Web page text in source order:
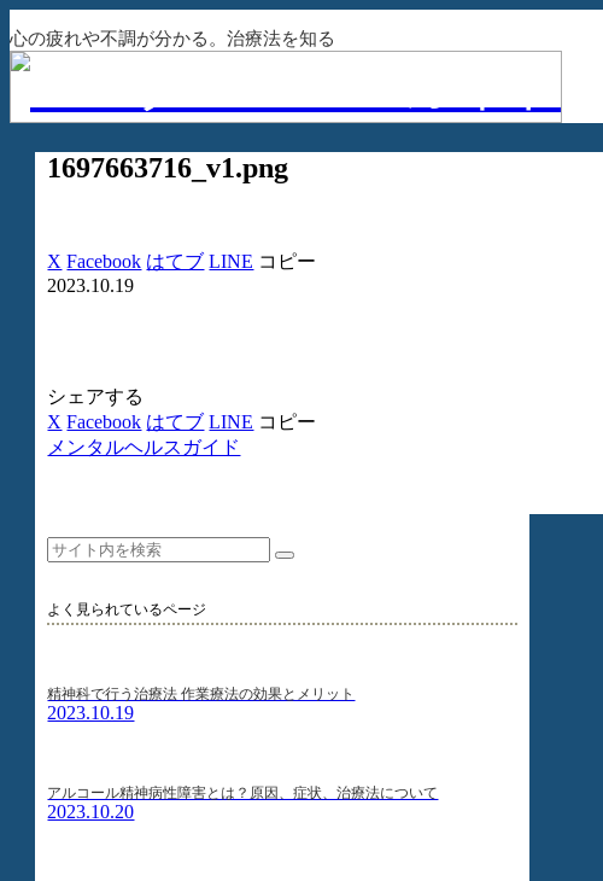
心の疲れや不調が分かる。治療法を知る
1697663716_v1.png
X Facebook はてブ LINE コピー
2023.10.19
シェアする
X Facebook はてブ LINE コピー
メンタルヘルスガイド
よく見られているページ
精神科で行う治療法 作業療法の効果とメリット
2023.10.19
アルコール精神病性障害とは？原因、症状、治療法について
2023.10.20